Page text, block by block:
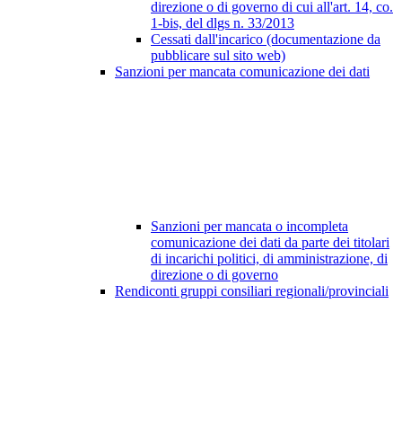
direzione o di governo di cui all'art. 14, co.
1-bis, del dlgs n. 33/2013
Cessati dall'incarico (documentazione da
pubblicare sul sito web)
Sanzioni per mancata comunicazione dei dati
Sanzioni per mancata o incompleta
comunicazione dei dati da parte dei titolari
di incarichi politici, di amministrazione, di
direzione o di governo
Rendiconti gruppi consiliari regionali/provinciali